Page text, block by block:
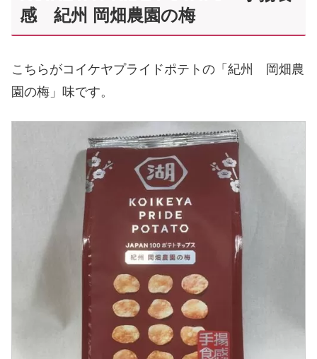
感 紀州 岡畑農園の梅
こちらがコイケヤプライドポテトの「紀州 岡畑農
園の梅」味です。